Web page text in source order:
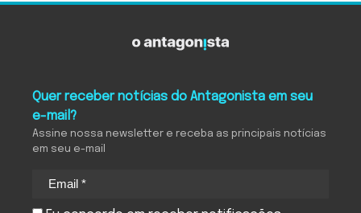
Quer receber notícias do Antagonista em seu
e-mail?
Assine nossa newsletter e receba as principais notícias
em seu e-mail